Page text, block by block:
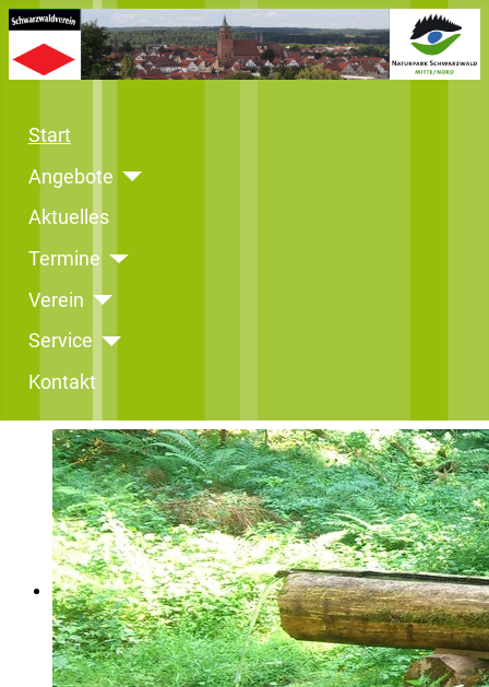
Start
Angebote
Aktuelles
Termine
Verein
Service
Kontakt